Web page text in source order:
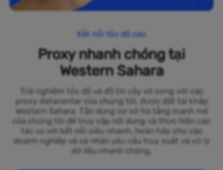
Kết nối tốc độ cao
Proxy nhanh chóng tại
Western Sahara
Trải nghiệm tốc độ và độ tin cậy vô song với các
proxy datacenter của chúng tôi, được đặt tại khắp
Western Sahara. Tận dụng cơ sở hạ tầng mạnh mẽ
của chúng tôi để truy cập nội dung và thực hiện các
tác vụ với kết nối siêu nhanh, hoàn hảo cho các
doanh nghiệp và cá nhân yêu cầu truy xuất và xử lý
dữ liệu nhanh chóng.